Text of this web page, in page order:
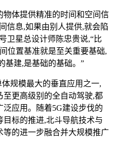
体提供精准的时间和空间信
信息,如果由别人提供,就会陷
卫星总设计师陈忠贵说,“比
位置基准就是至关重要基础,
基建,是基础的基础。”
规模最大的垂直应用之一,
更高级别的全自动驾驶,都
应用。随着5G建设步伐的
目标的推进,北斗导航技术与
的进一步融合并大规模推广